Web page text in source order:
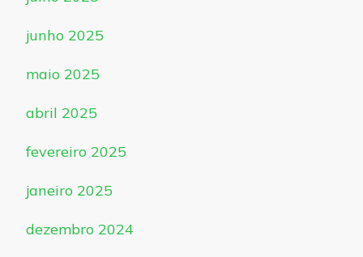
junho 2025
maio 2025
abril 2025
fevereiro 2025
janeiro 2025
dezembro 2024